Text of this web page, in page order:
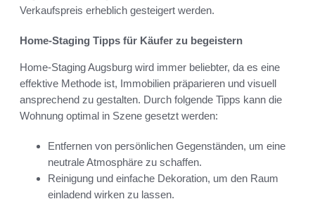
Verkaufspreis erheblich gesteigert werden.
Home-Staging Tipps für Käufer zu begeistern
Home-Staging Augsburg wird immer beliebter, da es eine
effektive Methode ist, Immobilien präparieren und visuell
ansprechend zu gestalten. Durch folgende Tipps kann die
Wohnung optimal in Szene gesetzt werden:
Entfernen von persönlichen Gegenständen, um eine
neutrale Atmosphäre zu schaffen.
Reinigung und einfache Dekoration, um den Raum
einladend wirken zu lassen.